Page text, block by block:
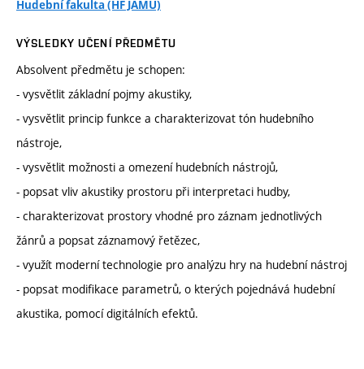
Hudební fakulta (HF JAMU)
VÝSLEDKY UČENÍ PŘEDMĚTU
Absolvent předmětu je schopen:
- vysvětlit základní pojmy akustiky,
- vysvětlit princip funkce a charakterizovat tón hudebního
nástroje,
- vysvětlit možnosti a omezení hudebních nástrojů,
- popsat vliv akustiky prostoru při interpretaci hudby,
- charakterizovat prostory vhodné pro záznam jednotlivých
žánrů a popsat záznamový řetězec,
- využít moderní technologie pro analýzu hry na hudební nástroj
- popsat modifikace parametrů, o kterých pojednává hudební
akustika, pomocí digitálních efektů.